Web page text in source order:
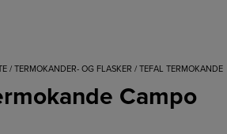
/ TERMOKANDER- OG FLASKER / TEFAL TERMOKANDE
Campo